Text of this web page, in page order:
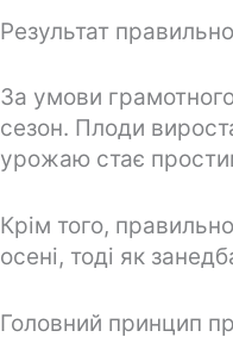
Результат
За умови
сезон. Плоди
урожаю стає
Крім того,
осені, тоді як
Головний принцип